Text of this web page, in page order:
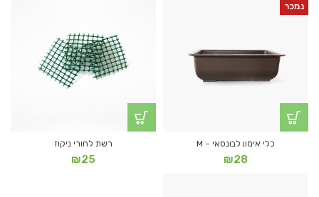
נמכר
כלי אימון לבונסאי – M
₪28
רשת לחורי ניקוז
₪25